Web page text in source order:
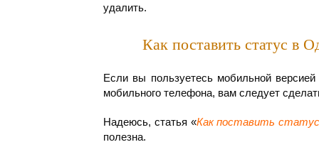
удалить.
Как поставить статус в
Если вы пользуетесь мобильной
мобильного телефона, вам следует
Надеюсь, статья «Как поставить статус
полезна.